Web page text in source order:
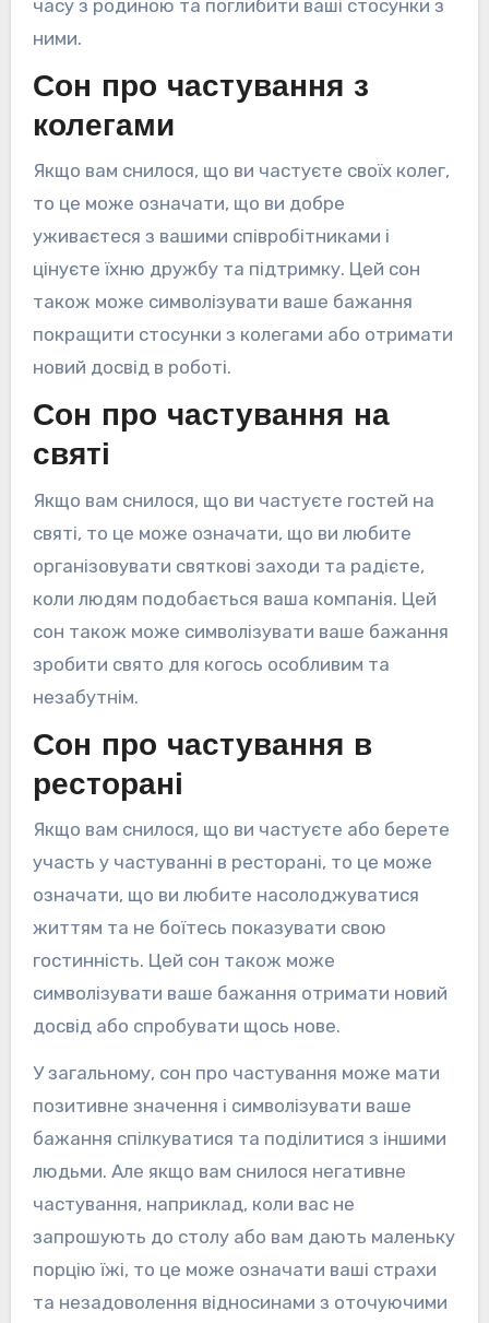
часу з родиною та поглибити ваші стосунки з
ними.
Сон про частування з
колегами
Якщо вам снилося, що ви частуєте своїх колег,
то це може означати, що ви добре
уживаєтеся з вашими співробітниками і
цінуєте їхню дружбу та підтримку. Цей сон
також може символізувати ваше бажання
покращити стосунки з колегами або отримати
новий досвід в роботі.
Сон про частування на
святі
Якщо вам снилося, що ви частуєте гостей на
святі, то це може означати, що ви любите
організовувати святкові заходи та радієте,
коли людям подобається ваша компанія. Цей
сон також може символізувати ваше бажання
зробити свято для когось особливим та
незабутнім.
Сон про частування в
ресторані
Якщо вам снилося, що ви частуєте або берете
участь у частуванні в ресторані, то це може
означати, що ви любите насолоджуватися
життям та не боїтесь показувати свою
гостинність. Цей сон також може
символізувати ваше бажання отримати новий
досвід або спробувати щось нове.
У загальному, сон про частування може мати
позитивне значення і символізувати ваше
бажання спілкуватися та поділитися з іншими
людьми. Але якщо вам снилося негативне
частування, наприклад, коли вас не
запрошують до столу або вам дають маленьку
порцію їжі, то це може означати ваші страхи
та незадоволення відносинами з оточуючими